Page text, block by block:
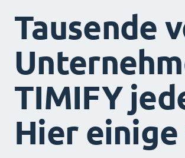
Tausende
TIMIFY
Hier